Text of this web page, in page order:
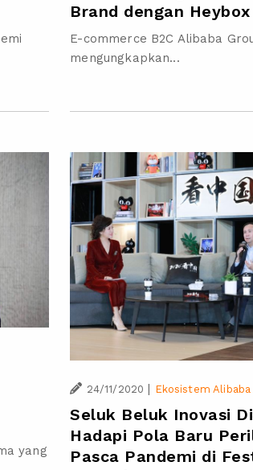
Brand dengan
E-commerce B2C Alibaba
mengungkapkan...
yang
24/11/2020 | Ekosistem Alibaba
Seluk Beluk Inovasi
Hadapi Pola Baru
Pasca Pandemi di